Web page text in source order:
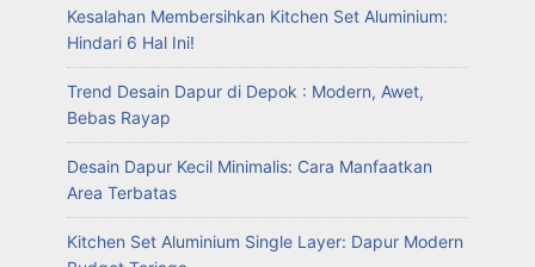
Kesalahan Membersihkan Kitchen Set Aluminium:
Hindari 6 Hal Ini!
Trend Desain Dapur di Depok : Modern, Awet,
Bebas Rayap
Desain Dapur Kecil Minimalis: Cara Manfaatkan
Area Terbatas
Kitchen Set Aluminium Single Layer: Dapur Modern